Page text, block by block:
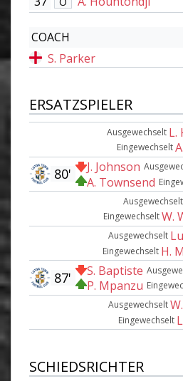
COACH
S. Parker
ERSATZSPIELER
Ausgewechselt L.
Eingewechselt
J. Johnson
A. Townsend
80'
Ausgewechselt
EingewechseltW.
Ausgewechselt
Eingewechselt H.
S. Baptiste
P. Mpanzu
87'
Ausgewechselt
Eingewechselt
SCHIEDSRICHTER